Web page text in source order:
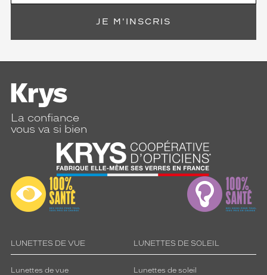
JE M'INSCRIS
La confiance
vous va si bien
LUNETTES DE VUE
Lunettes de vue
LUNETTES DE SOLEIL
Lunettes de soleil